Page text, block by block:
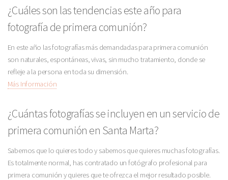
¿Cuáles son las tendencias este año para
fotografía de primera comunión?
En este año las fotografías más demandadas para primera comunión
son naturales, espontáneas, vivas, sin mucho tratamiento, donde se
refleje a la persona en toda su dimensión.
Más Información
¿Cuántas fotografías se incluyen en un servicio de
primera comunión en Santa Marta?
Sabemos que lo quieres todo y sabemos que quieres muchas fotografías.
Es totalmente normal, has contratado un fotógrafo profesional para
primera comunión y quieres que te ofrezca el mejor resultado posible.